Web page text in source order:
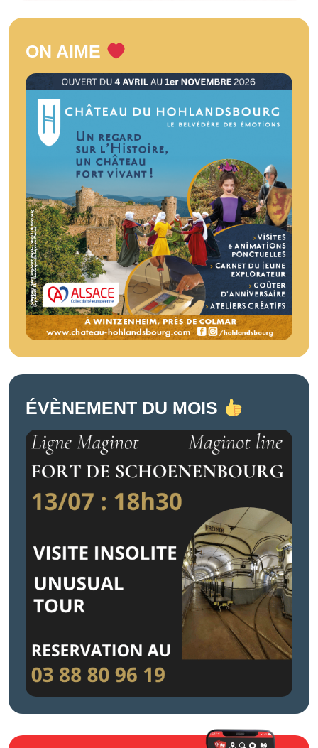
ON AIME
ÉVÈNEMENT DU MOIS